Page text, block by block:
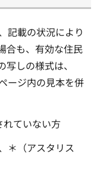
記載の状況により
合も、有効な住民
しの様式は、
ージ内の見本を併
れていない方
＊（アスタリス